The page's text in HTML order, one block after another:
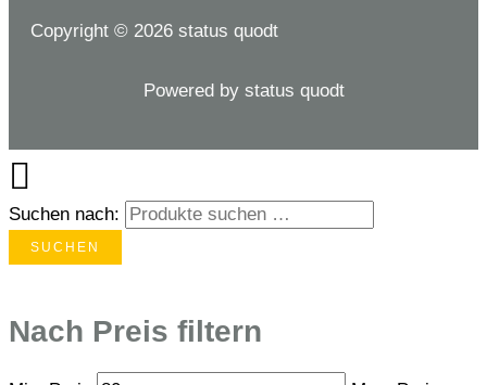
Copyright © 2026 status quodt
Powered by status quodt
Suchen nach:
SUCHEN
Nach Preis filtern